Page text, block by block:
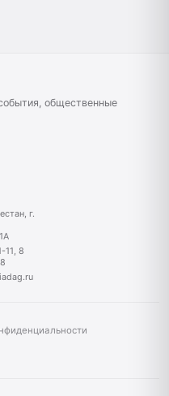
общественные
г.
11, 8